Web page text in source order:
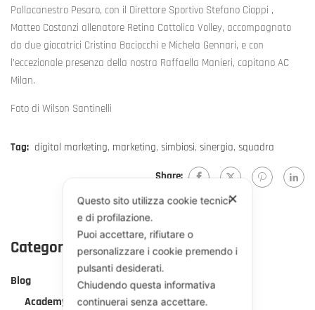
Pallacanestro Pesaro, con il Direttore Sportivo Stefano Cioppi ,
Matteo Costanzi allenatore Retina Cattolica Volley, accompagnato
da due giocatrici Cristina Baciocchi e Michela Gennari, e con
l’eccezionale presenza della nostra Raffaella Manieri, capitano AC
Milan.
Foto di Wilson Santinelli
Tag: digital marketing, marketing, simbiosi, sinergia, squadra
Share:
Categorie Blog
Blog
Academy
✕
Questo sito utilizza cookie tecnici
e di profilazione.
Puoi accettare, rifiutare o
personalizzare i cookie premendo i
pulsanti desiderati.
Chiudendo questa informativa
continuerai senza accettare.